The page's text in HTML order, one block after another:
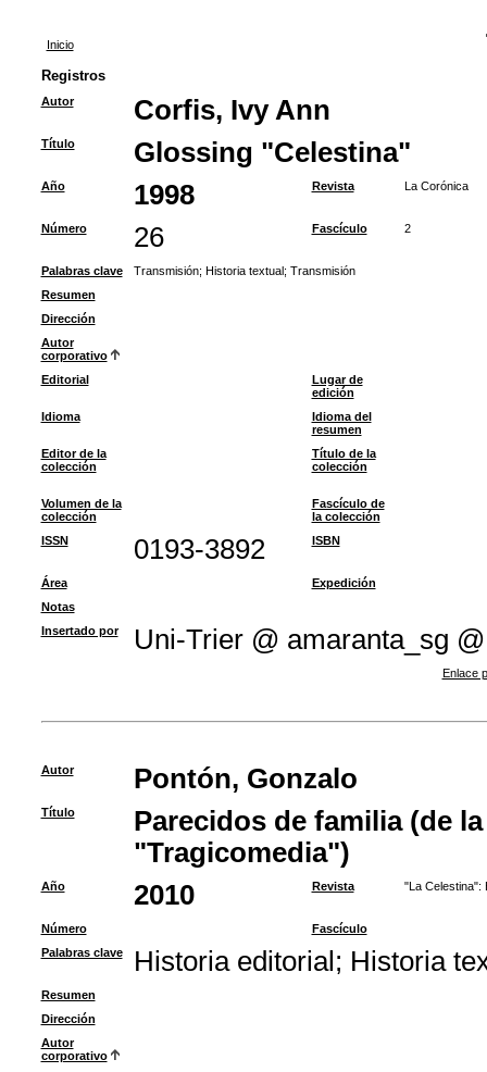
Inicio
Registros
Autor Corfis, Ivy Ann
Título Glossing "Celestina"
Año 1998 Revista La Corónica
Número 26 Fascículo 2
Palabras clave Transmisión; Historia textual; Transmisión
Resumen
Dirección
Autor
corporativo
Editorial
Lugar de
edición
Idioma
Idioma del
resumen
Editor de la
colección
Título de la
colección
Volumen de la
colección
Fascículo de
la colección
ISSN
0193-3892 ISBN
Área
Expedición
Notas
Insertado por
Uni-Trier @ amaranta_sg @
Enlace
Autor Pontón, Gonzalo
Título
Parecidos de familia (de
"Tragicomedia")
Año 2010 Revista "La Celestina":
Número
Fascículo
Palabras clave
Historia editorial ; Historia
Resumen
Dirección
Autor
corporativo